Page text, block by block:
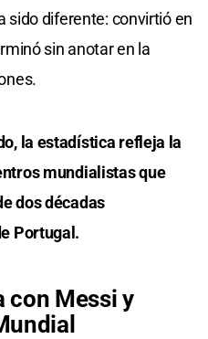
sido diferente: convirtió en
sin anotar en la
la estadística refleja la
mundialistas que
dos décadas
Portugal.
con Messi y